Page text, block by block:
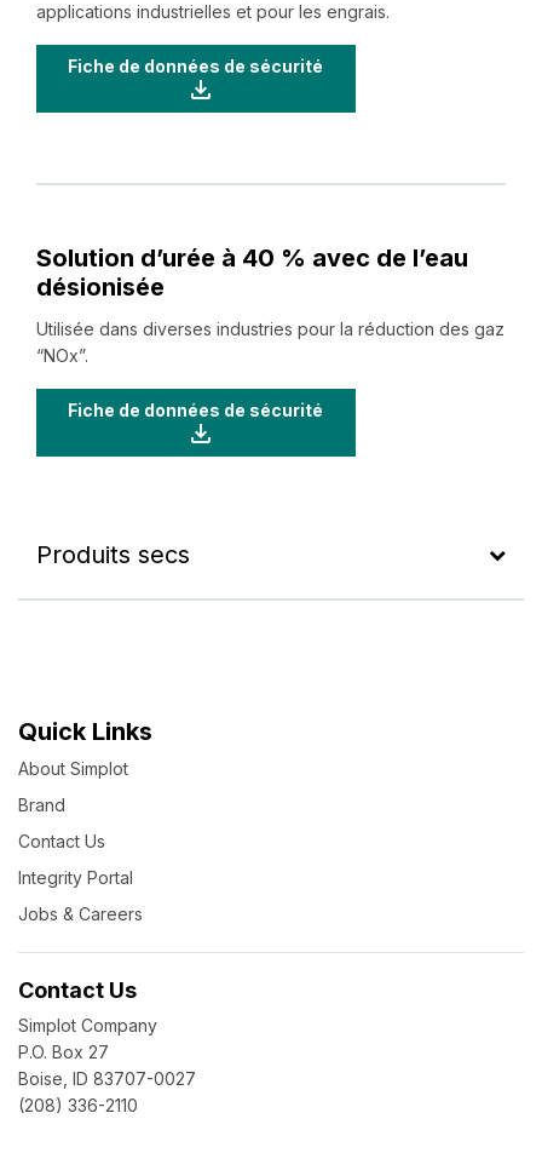
Produits secs
applications industrielles et pour les engrais.
Fiche de données de sécurité
Solution d’urée à 40 % avec de l’eau
désionisée
Utilisée dans diverses industries pour la réduction des gaz
“NOx”.
Fiche de données de sécurité
Quick Links
About Simplot
Brand
Contact Us
Integrity Portal
Jobs & Careers
Contact Us
Simplot Company
P.O. Box 27
Boise, ID 83707-0027
(208) 336-2110